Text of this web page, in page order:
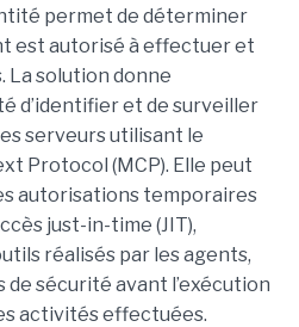
permet de déterminer
est autorisé à effectuer et
La solution donne
d’identifier et de surveiller
serveurs utilisant le
Protocol (MCP). Elle peut
autorisations temporaires
just-in-time (JIT),
réalisés par les agents,
sécurité avant l’exécution
activités effectuées.